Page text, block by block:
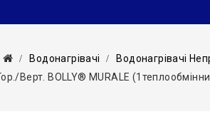
Водонагрівачі
Водонагрівачі
верт. BOLLY® MURALE